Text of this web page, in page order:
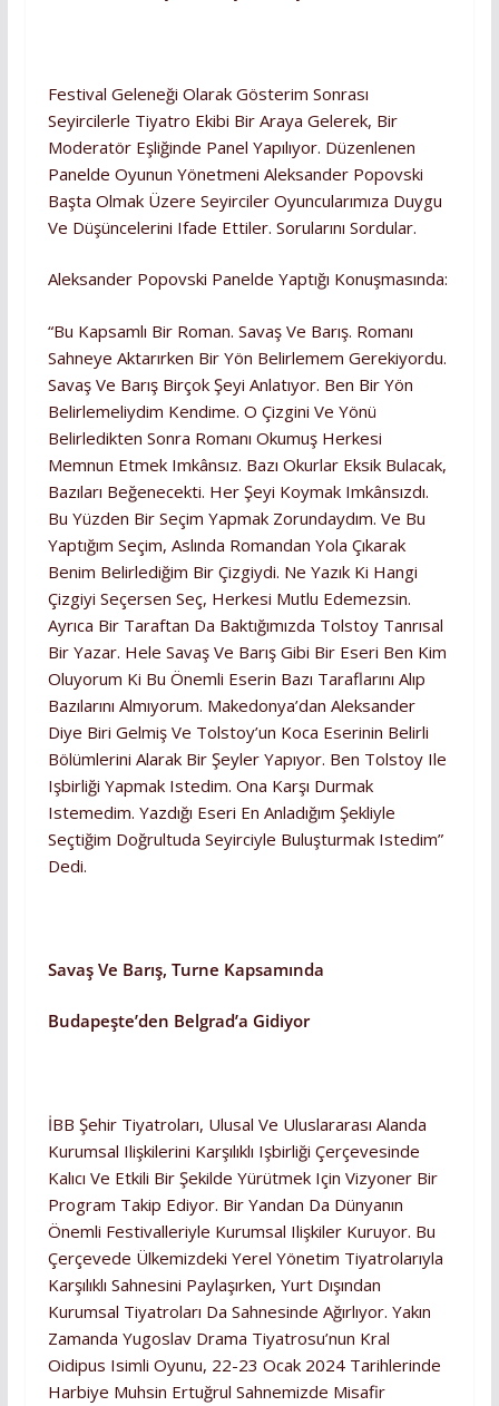
Festival Geleneği Olarak Gösterim Sonrası
Seyircilerle Tiyatro Ekibi Bir Araya Gelerek, Bir
Moderatör Eşliğinde Panel Yapılıyor. Düzenlenen
Panelde Oyunun Yönetmeni Aleksander Popovski
Başta Olmak Üzere Seyirciler Oyuncularımıza Duygu
Ve Düşüncelerini Ifade Ettiler. Sorularını Sordular.
Aleksander Popovski Panelde Yaptığı Konuşmasında:
“Bu Kapsamlı Bir Roman. Savaş Ve Barış. Romanı
Sahneye Aktarırken Bir Yön Belirlemem Gerekiyordu.
Savaş Ve Barış Birçok Şeyi Anlatıyor. Ben Bir Yön
Belirlemeliydim Kendime. O Çizgini Ve Yönü
Belirledikten Sonra Romanı Okumuş Herkesi
Memnun Etmek Imkânsız. Bazı Okurlar Eksik Bulacak,
Bazıları Beğenecekti. Her Şeyi Koymak Imkânsızdı.
Bu Yüzden Bir Seçim Yapmak Zorundaydım. Ve Bu
Yaptığım Seçim, Aslında Romandan Yola Çıkarak
Benim Belirlediğim Bir Çizgiydi. Ne Yazık Ki Hangi
Çizgiyi Seçersen Seç, Herkesi Mutlu Edemezsin.
Ayrıca Bir Taraftan Da Baktığımızda Tolstoy Tanrısal
Bir Yazar. Hele Savaş Ve Barış Gibi Bir Eseri Ben Kim
Oluyorum Ki Bu Önemli Eserin Bazı Taraflarını Alıp
Bazılarını Almıyorum. Makedonya’dan Aleksander
Diye Biri Gelmiş Ve Tolstoy’un Koca Eserinin Belirli
Bölümlerini Alarak Bir Şeyler Yapıyor. Ben Tolstoy Ile
Işbirliği Yapmak Istedim. Ona Karşı Durmak
Istemedim. Yazdığı Eseri En Anladığım Şekliyle
Seçtiğim Doğrultuda Seyirciyle Buluşturmak Istedim”
Dedi.
Savaş Ve Barış, Turne Kapsamında
Budapeşte’den Belgrad’a Gidiyor
İBB Şehir Tiyatroları, Ulusal Ve Uluslararası Alanda
Kurumsal Ilişkilerini Karşılıklı Işbirliği Çerçevesinde
Kalıcı Ve Etkili Bir Şekilde Yürütmek Için Vizyoner Bir
Program Takip Ediyor. Bir Yandan Da Dünyanın
Önemli Festivalleriyle Kurumsal Ilişkiler Kuruyor. Bu
Çerçevede Ülkemizdeki Yerel Yönetim Tiyatrolarıyla
Karşılıklı Sahnesini Paylaşırken, Yurt Dışından
Kurumsal Tiyatroları Da Sahnesinde Ağırlıyor. Yakın
Zamanda Yugoslav Drama Tiyatrosu’nun Kral
Oidipus Isimli Oyunu, 22-23 Ocak 2024 Tarihlerinde
Harbiye Muhsin Ertuğrul Sahnemizde Misafir